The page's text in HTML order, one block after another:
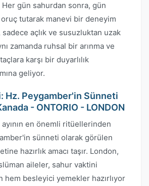
gün sahurdan sonra, gün
oruç tutarak manevi bir deneyim
sadece açlık ve susuzluktan uzak
zamanda ruhsal bir arınma ve
karşı bir duyarlılık
geliyor.
Hz. Peygamber'in Sünneti
- ONTORIO - LONDON
ayının en önemli ritüellerinden
sünneti olarak görülen
hazırlık amacı taşır. London,
aileler, sahur vaktini
besleyici yemekler hazırlıyor